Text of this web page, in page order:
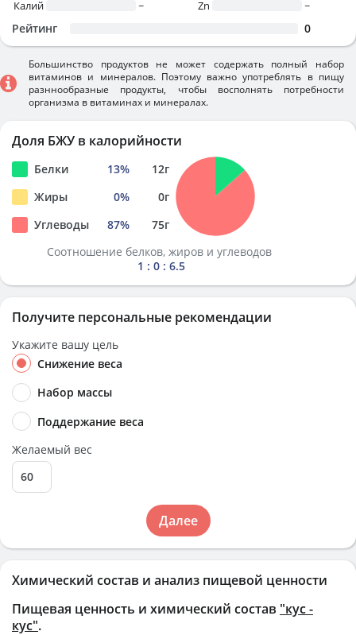
Химический состав и анализ пищевой ценности
Пищевая ценность и химический состав "кус -
кус".
Калий
~
Zn
~
Рейтинг 0
Большинство продуктов не может содержать полный набор
витаминов и минералов. Поэтому важно употреблять в пищу
разннообразные продукты, чтобы восполнять потребности
организма в витаминах и минералах.
Доля БЖУ в калорийности
Белки 13% 12г
Жиры
0% 0г
Углеводы
87% 75г
Соотношение белков, жиров и углеводов
1 : 0 : 6.5
Получите персональные рекомендации
Укажите вашу цель
Снижение веса
Набор массы
Поддержание веса
Желаемый вес
Далее